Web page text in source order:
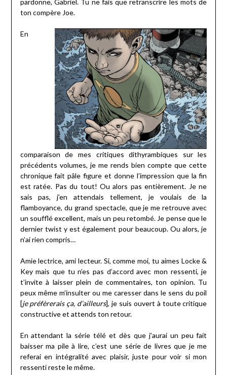
ton compère Joe.
En
comparaison de mes critiques dithyrambiques sur les
précédents volumes, je me rends bien compte que cette
chronique fait pâle figure et donne l’impression que la fin
est ratée. Pas du tout! Ou alors pas entièrement. Je ne
sais pas, j’en attendais tellement, je voulais de la
flamboyance, du grand spectacle, que je me retrouve avec
un soufflé excellent, mais un peu retombé. Je pense que le
dernier twist y est également pour beaucoup. Ou alors, je
n’ai rien compris…
Amie lectrice, ami lecteur. Si, comme moi, tu aimes Locke &
Key mais que tu n’es pas d’accord avec mon ressenti, je
t’invite à laisser plein de commentaires, ton opinion. Tu
peux même m’insulter ou me caresser dans le sens du poil
[je préfèrerais ça, d’ailleurs], je suis ouvert à toute critique
constructive et attends ton retour.
En attendant la série télé et dès que j’aurai un peu fait
baisser ma pile à lire, c’est une série de livres que je me
referai en intégralité avec plaisir, juste pour voir si mon
ressenti reste le même.